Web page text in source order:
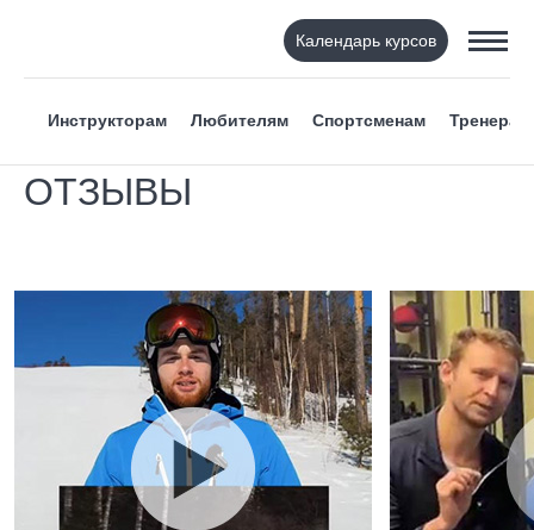
Календарь курсов
Инструкторам Любителям Спортсменам Тренерам
ОТЗЫВЫ